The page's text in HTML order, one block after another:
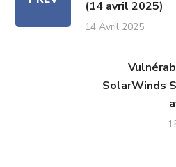
(14 avril 2025)
14 Avril 2025
SolarWinds